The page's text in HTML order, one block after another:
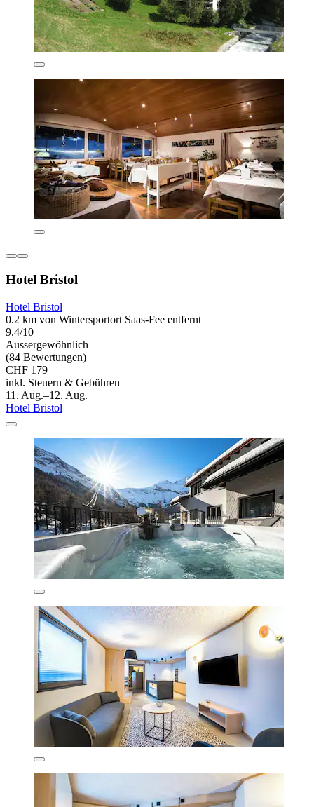
Hotel Bristol
Hotel Bristol
0.2 km von Wintersportort Saas-Fee entfernt
9.4/10
Aussergewöhnlich
(84 Bewertungen)
CHF 179
inkl. Steuern & Gebühren
11. Aug.–12. Aug.
Hotel Bristol